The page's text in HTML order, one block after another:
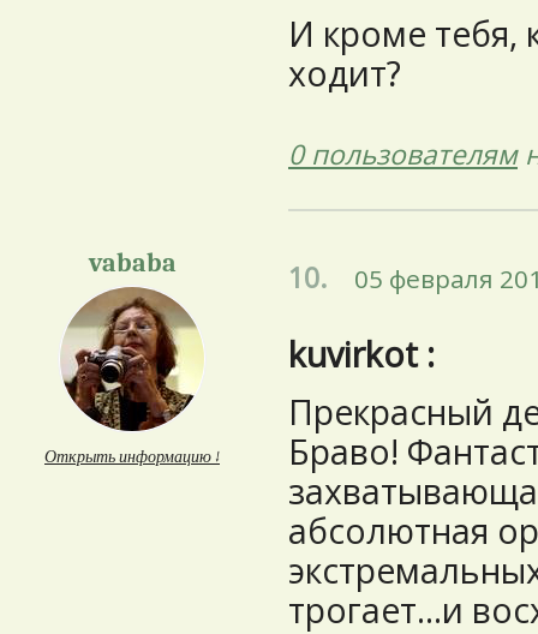
И кроме тебя,
ходит?
0 пользователям
vababa
Открыть информацию ↓
10. 05 февраля
kuvirkot :
Прекрасный
Браво!
абсолютная
трогает...и